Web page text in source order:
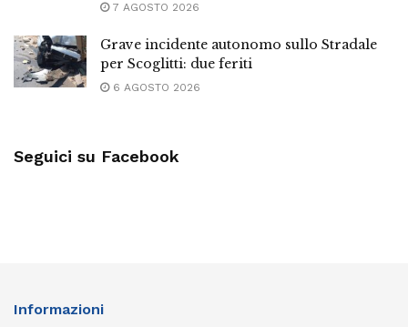
7 AGOSTO 2026
Grave incidente autonomo sullo Stradale
per Scoglitti: due feriti
6 AGOSTO 2026
Seguici su Facebook
Informazioni